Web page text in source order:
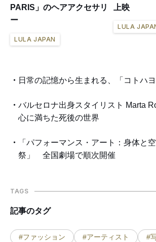
PARIS」のヘアアクセサリ
ー
LULA JAPAN
上映
LULA
日常の記憶から生まれる、「コトハ
バルセロナ出身スタイリスト Marta
心に満ちた死後の世界
「パフォーマンス・アート：身体と
祭」 全国劇場で順次開催
TAGS
記事のタグ
#ファッション #アーティスト #